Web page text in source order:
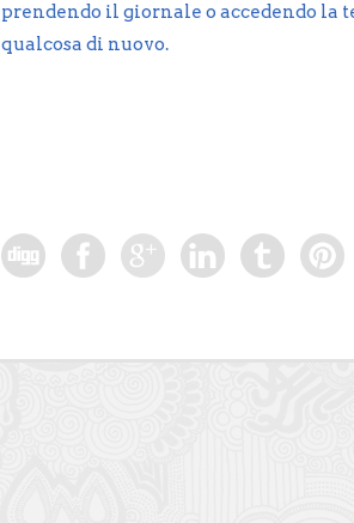
prendendo il giornale o accedendo la
qualcosa di nuovo.